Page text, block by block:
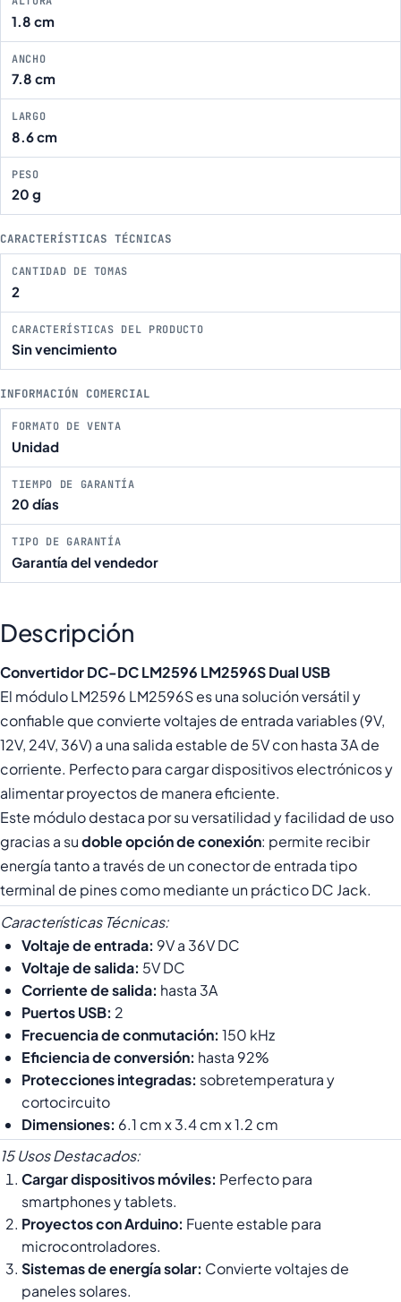
1.8 cm
ANCHO
7.8 cm
LARGO
8.6 cm
PESO
20 g
CARACTERÍSTICAS TÉCNICAS
CANTIDAD DE TOMAS
2
CARACTERÍSTICAS DEL PRODUCTO
Sin vencimiento
INFORMACIÓN COMERCIAL
FORMATO DE VENTA
Unidad
TIEMPO DE GARANTÍA
20 días
TIPO DE GARANTÍA
Garantía del vendedor
Descripción
Convertidor DC-DC LM2596 LM2596S Dual USB
El módulo LM2596 LM2596S es una solución versátil y
confiable que convierte voltajes de entrada variables (9V,
12V, 24V, 36V) a una salida estable de 5V con hasta 3A de
corriente. Perfecto para cargar dispositivos electrónicos y
alimentar proyectos de manera eficiente.
Este módulo destaca por su versatilidad y facilidad de uso
gracias a sudoble opción de conexión: permite recibir
energía tanto a través de un conector de entrada tipo
terminal de pines como mediante un práctico DC Jack.
Características Técnicas:
Voltaje de entrada: 9V a 36V DC
Voltaje de salida: 5V DC
Corriente de salida: hasta 3A
Puertos USB: 2
Frecuencia de conmutación: 150 kHz
Eficiencia de conversión: hasta 92%
Protecciones integradas: sobretemperatura y
cortocircuito
Dimensiones: 6.1 cm x 3.4 cm x 1.2 cm
15 Usos Destacados:
Cargar dispositivos móviles: Perfecto para
smartphones y tablets.
Proyectos con Arduino: Fuente estable para
microcontroladores.
Sistemas de energía solar: Convierte voltajes de
paneles solares.